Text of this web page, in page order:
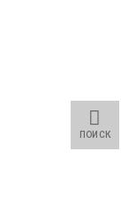
ПОИСК